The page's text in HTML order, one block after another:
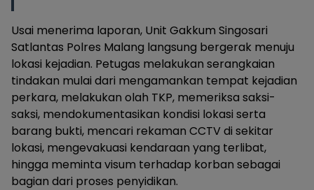
Usai menerima laporan, Unit Gakkum Singosari
Satlantas Polres Malang langsung bergerak menuju
lokasi kejadian. Petugas melakukan serangkaian
tindakan mulai dari mengamankan tempat kejadian
perkara, melakukan olah TKP, memeriksa saksi-
saksi, mendokumentasikan kondisi lokasi serta
barang bukti, mencari rekaman CCTV di sekitar
lokasi, mengevakuasi kendaraan yang terlibat,
hingga meminta visum terhadap korban sebagai
bagian dari proses penyidikan.